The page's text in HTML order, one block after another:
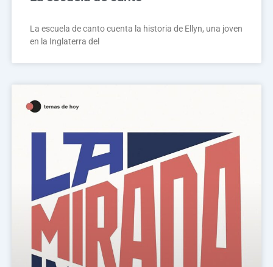
La escuela de canto cuenta la historia de Ellyn, una joven
en la Inglaterra del